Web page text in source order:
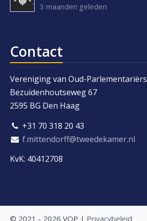
3 maanden geleden
Contact
Vereniging van Oud-Parlementariërs
Bezuidenhoutseweg 67
2595 BG Den Haag
+31 70 318 20 43
f.mittendorff@tweedekamer.nl
KvK: 40412708
© 2021 - 2026 VOP | Privacybeleid